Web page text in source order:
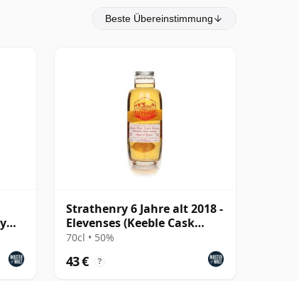
Beste Übereinstimmung
Strathenry 6 Jahre alt 2018 -
Elevenses (Keeble Cask
Company)
70cl • 50%
43 € ?